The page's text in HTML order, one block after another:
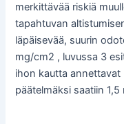
merkittävää riskiä
tapahtuvan
läpäisevää, suurin
mg/cm2 , luvussa 3
ihon kautta annettavat
päätelmäksi saatiin